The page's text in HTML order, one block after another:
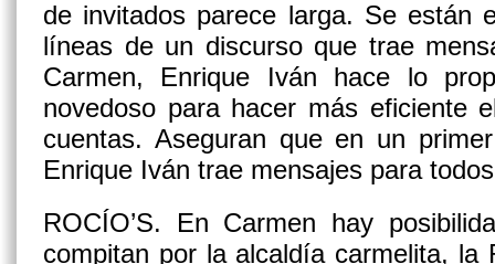
de invitados parece larga. Se están
líneas de un discurso que trae
Carmen, Enrique Iván hace lo
novedoso para hacer más eficiente
cuentas. Aseguran que en un
Enrique Iván trae mensajes para
ROCÍO’S. En Carmen hay
compitan por la alcaldía carmelita, la